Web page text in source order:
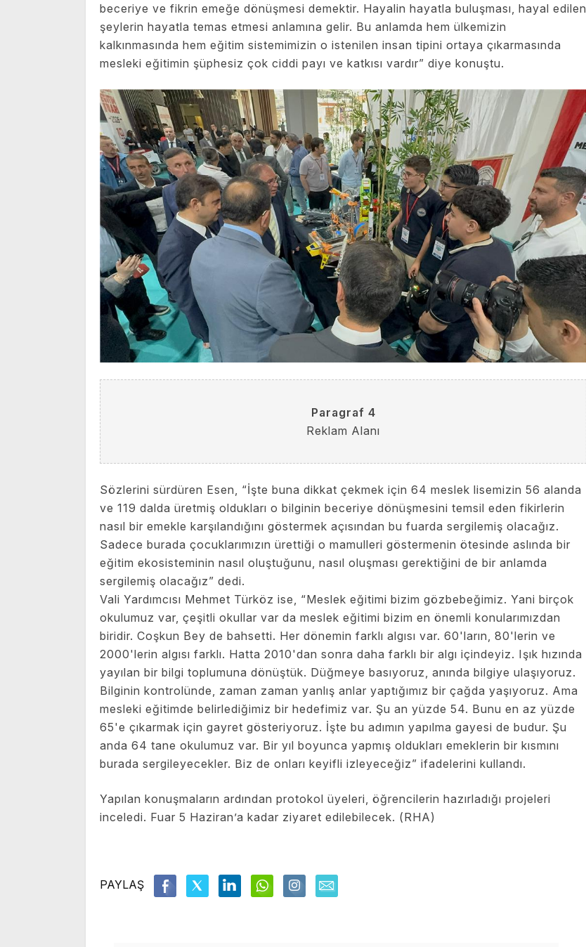
beceriye ve fikrin emeğe dönüşmesi demektir. Hayalin hayatla buluşması, hayal edilen
şeylerin hayatla temas etmesi anlamına gelir. Bu anlamda hem ülkemizin
kalkınmasında hem eğitim sistemimizin o istenilen insan tipini ortaya çıkarmasında
mesleki eğitimin şüphesiz çok ciddi payı ve katkısı vardır” diye konuştu.
Paragraf 4
Reklam Alanı
Sözlerini sürdüren Esen, “İşte buna dikkat çekmek için 64 meslek lisemizin 56 alanda
ve 119 dalda üretmiş oldukları o bilginin beceriye dönüşmesini temsil eden fikirlerin
nasıl bir emekle karşılandığını göstermek açısından bu fuarda sergilemiş olacağız.
Sadece burada çocuklarımızın ürettiği o mamulleri göstermenin ötesinde aslında bir
eğitim ekosisteminin nasıl oluştuğunu, nasıl oluşması gerektiğini de bir anlamda
sergilemiş olacağız” dedi.
Vali Yardımcısı Mehmet Türköz ise, “Meslek eğitimi bizim gözbebeğimiz. Yani birçok
okulumuz var, çeşitli okullar var da meslek eğitimi bizim en önemli konularımızdan
biridir. Coşkun Bey de bahsetti. Her dönemin farklı algısı var. 60'ların, 80'lerin ve
2000'lerin algısı farklı. Hatta 2010'dan sonra daha farklı bir algı içindeyiz. Işık hızında
yayılan bir bilgi toplumuna dönüştük. Düğmeye basıyoruz, anında bilgiye ulaşıyoruz.
Bilginin kontrolünde, zaman zaman yanlış anlar yaptığımız bir çağda yaşıyoruz. Ama
mesleki eğitimde belirlediğimiz bir hedefimiz var. Şu an yüzde 54. Bunu en az yüzde
65'e çıkarmak için gayret gösteriyoruz. İşte bu adımın yapılma gayesi de budur. Şu
anda 64 tane okulumuz var. Bir yıl boyunca yapmış oldukları emeklerin bir kısmını
burada sergileyecekler. Biz de onları keyifli izleyeceğiz” ifadelerini kullandı.
Yapılan konuşmaların ardından protokol üyeleri, öğrencilerin hazırladığı projeleri
inceledi. Fuar 5 Haziran’a kadar ziyaret edilebilecek. (RHA)
PAYLAŞ